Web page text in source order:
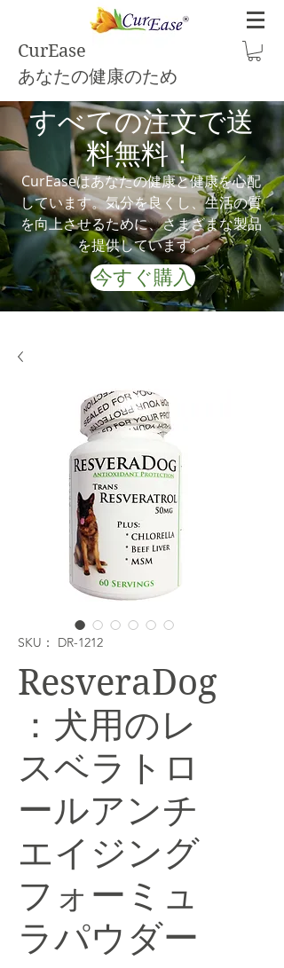
CurEase
あなたの健康のため
すべての注文で送
料無料！
CurEaseはあなたの健康と健康を心配
しています。気分を良くし、生活の質
を向上させるために、さまざまな製品
を提供しています。
今すぐ購入
SKU： DR-1212
ResveraDog
：犬用のレ
スベラトロ
ールアンチ
エイジング
フォーミュ
ラパウダー